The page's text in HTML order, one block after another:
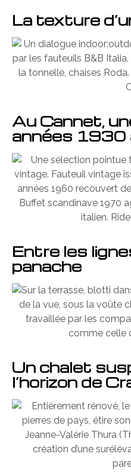
La texture
Au Cannet,
années 1930
Entre les
panache
Un chalet
l’horizon de